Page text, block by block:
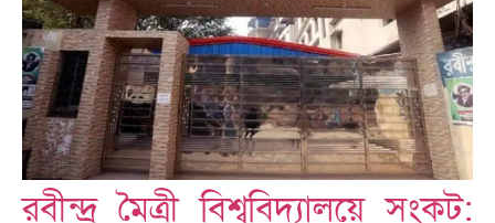
রবীন্দ্র মৈত্রী বিশ্ববিদ্যালয়ে সংকট: